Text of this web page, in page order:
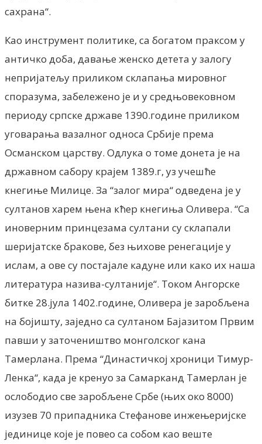
сахрана“.
Као инструмент политике, са богатом праксом у
античко доба, давање женско детета у залогу
непријатељу приликом склапања мировног
споразума, забележено је и у средњовековном
периоду српске државе 1390.године приликом
уговарања вазалног односа Србије према
Османском царству. Одлука о томе донета је на
државном сабору крајем 1389.г, уз учешће
кнегиње Милице. За “залог мира“ одведена је у
султанов харем њена кћер кнегиња Оливера. “Са
иноверним принцезама султани су склапали
шеријатске бракове, без њихове ренегације у
ислам, а ове су постајале кадуне или како их наша
литература назива-султаније“. Током Ангорске
битке 28.јула 1402.године, Оливера је заробљена
на бојишту, заједно са султаном Бајазитом Првим
павши у заточеништво монголског кана
Тамерлана. Према “Династичкој хроници Тимур-
Ленка“, када је кренуо за Самарканд Тамерлан је
ослободио све заробљене Србе (њих око 8000)
изузев 70 припадника Стефанове инжењеријске
јединице које је повео са собом као веште